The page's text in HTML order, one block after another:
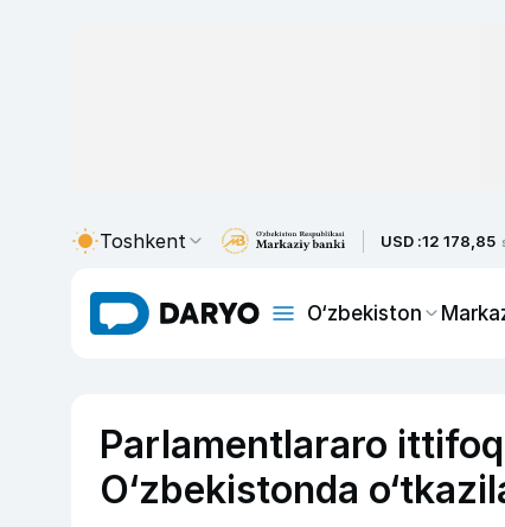
Toshkent USD :12 178,85
O‘zbekiston
Parlamentlararo
O‘zbekistonda